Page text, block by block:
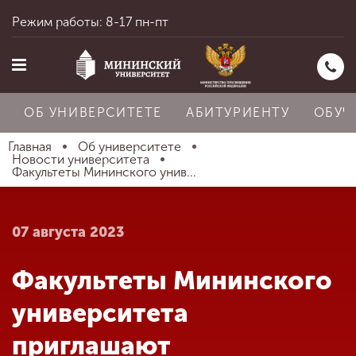
Главная
Абитуриенту
Режим работы: 8-17 пн-пт
ОБ УНИВЕРСИТЕТЕ АБИТУРИЕНТУ
Главная
Об университете
Новости университета
Факультеты Мининского унив...
07 августа 2023
Факультеты Мининского
университета
приглашают